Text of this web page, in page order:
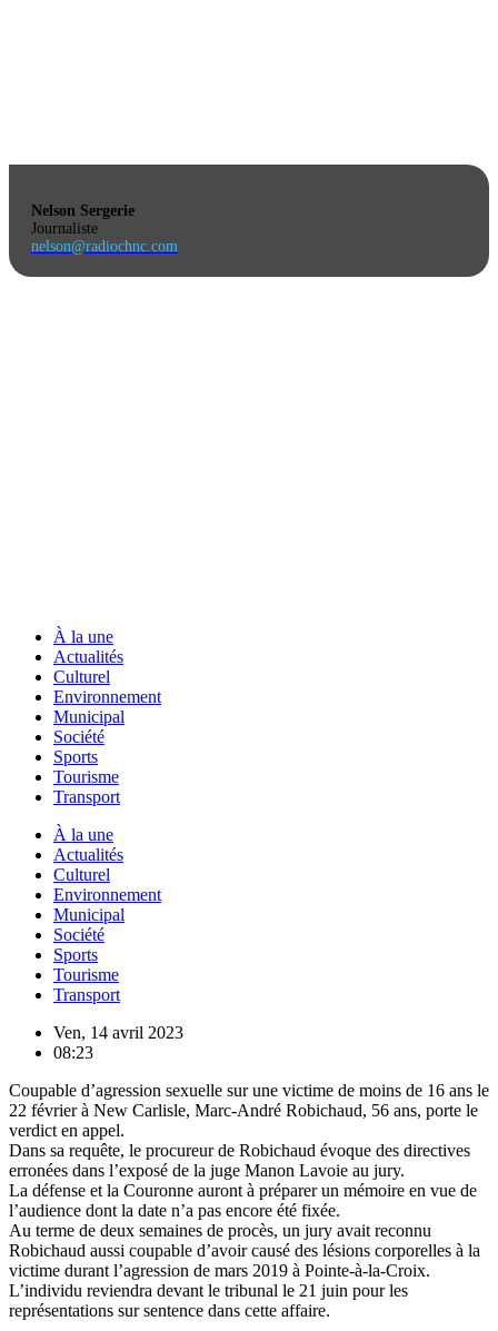
Nelson Sergerie
Journaliste
nelson@radiochnc.com
À la une
Actualités
Culturel
Environnement
Municipal
Société
Sports
Tourisme
Transport
À la une
Actualités
Culturel
Environnement
Municipal
Société
Sports
Tourisme
Transport
Ven, 14 avril 2023
08:23
Coupable d’agression sexuelle sur une victime de moins de 16 ans le
22 février à New Carlisle, Marc-André Robichaud, 56 ans, porte le
verdict en appel.
Dans sa requête, le procureur de Robichaud évoque des directives
erronées dans l’exposé de la juge Manon Lavoie au jury.
La défense et la Couronne auront à préparer un mémoire en vue de
l’audience dont la date n’a pas encore été fixée.
Au terme de deux semaines de procès, un jury avait reconnu
Robichaud aussi coupable d’avoir causé des lésions corporelles à la
victime durant l’agression de mars 2019 à Pointe-à-la-Croix.
L’individu reviendra devant le tribunal le 21 juin pour les
représentations sur sentence dans cette affaire.